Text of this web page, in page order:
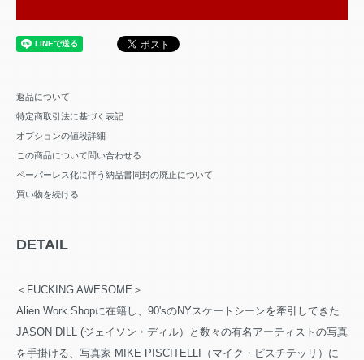
返品について
特定商取引法に基づく表記
オプションの値段詳細
この商品について問い合わせる
ペーパーレス化に伴う納品書同封の廃止について
買い物を続ける
DETAIL
＜FUCKING AWESOME＞
Alien Work Shopに在籍し、90'sのNYスケートシーンを牽引してきた
JASON DILL (ジェイソン・ディル）と数々の有名アーティストの写真
を手掛ける、写真家 MIKE PISCITELLI（マイク・ピスチテッリ）に